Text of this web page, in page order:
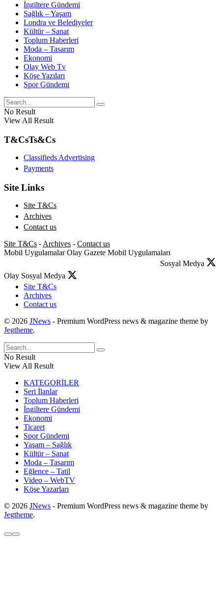
İngiltere Gündemi
Sağlık – Yaşam
Londra ve Belediyeler
Kültür – Sanat
Toplum Haberleri
Moda – Tasarım
Ekonomi
Olay Web Tv
Köşe Yazıları
Spor Gündemi
No Result
View All Result
T&CsTs&Cs
Classifieds Advertising
Payments
Site Links
Site T&Cs
Archives
Contact us
Site T&Cs - Archives - Contact us
Mobil Uygulamalar Olay Gazete Mobil Uygulamaları
Sosyal Medya
Olay Sosyal Medya
Site T&Cs
Archives
Contact us
© 2026 JNews - Premium WordPress news & magazine theme by
Jegtheme.
No Result
View All Result
KATEGORİLER
Seri İlanlar
Toplum Haberleri
İngiltere Gündemi
Ekonomi
Ticaret
Spor Gündemi
Yaşam – Sağlık
Kültür – Sanat
Moda – Tasarım
Eğlence – Tatil
Video – WebTV
Köşe Yazarları
© 2026 JNews - Premium WordPress news & magazine theme by
Jegtheme.